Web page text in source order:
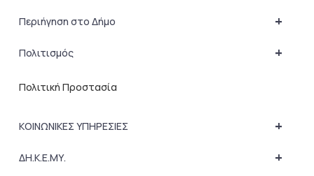
+
Περιήγηση στο Δήμο
+
Πολιτισμός
Πολιτική Προστασία
+
ΚΟΙΝΩΝΙΚΕΣ ΥΠΗΡΕΣΙΕΣ
+
ΔΗ.Κ.Ε.ΜΥ.